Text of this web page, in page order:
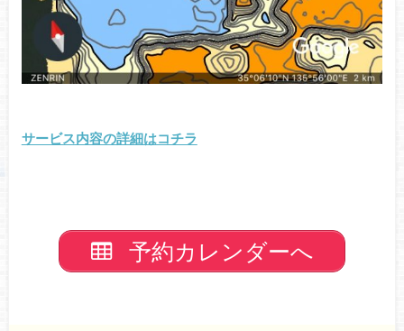
サービス内容の詳細はコチラ
予約カレンダーへ